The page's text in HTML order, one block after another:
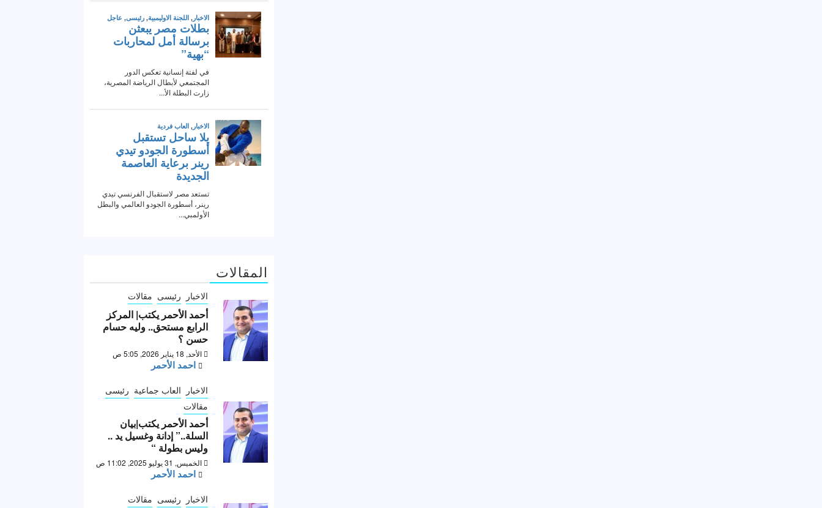
المقالات
الاخبار رئيسى مقالات
أحمد الأحمر يكتب| المركز
الرابع مستحق.. وليه حسام
حسن ؟
الأحد, 18 يناير 2026, 5:05 ص
احمد الأحمر
الاخبار العاب جماعية رئيسى
مقالات
أحمد الأحمر يكتب|بيان
السلة..” إدانة وغسيل يد ..
وليس بطولة “
الخميس, 31 يوليو 2025, 11:02 ص
احمد الأحمر
الاخبار رئيسى مقالات